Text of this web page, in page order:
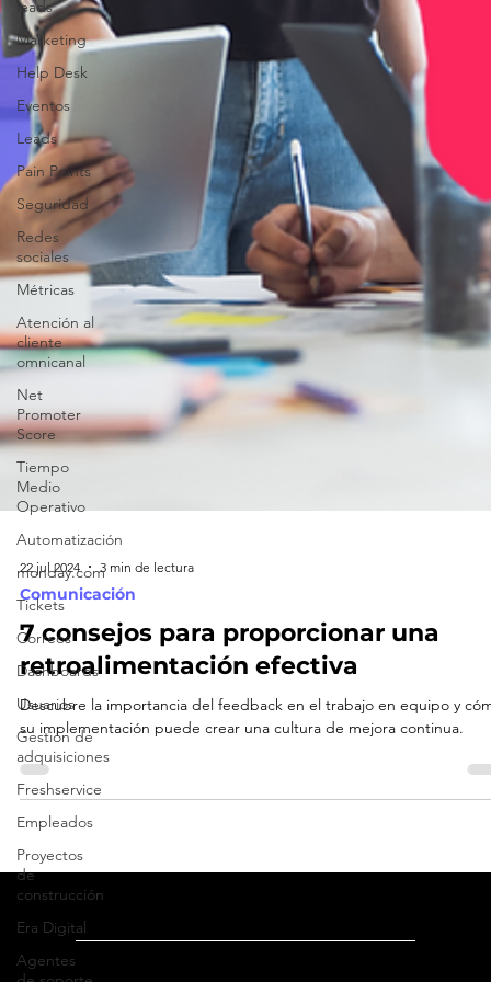
leads
Marketing
Help Desk
Eventos
Leads
Pain Points
Seguridad
Redes
sociales
Métricas
Atención al
cliente
omnicanal
Net
Promoter
Score
Tiempo
Medio
Operativo
Automatización
monday.com
Tickets
Correos
Dashboards
Usuarios
Gestión de
adquisiciones
Freshservice
Empleados
Proyectos
de
construcción
Era Digital
Agentes
22 jul 2024
Comunicación
7 consejos para proporcionar una
retroalimentación efectiva
Descubre la importancia del feedback en el trabajo en equipo y
su implementación puede crear una cultura de mejora continua.